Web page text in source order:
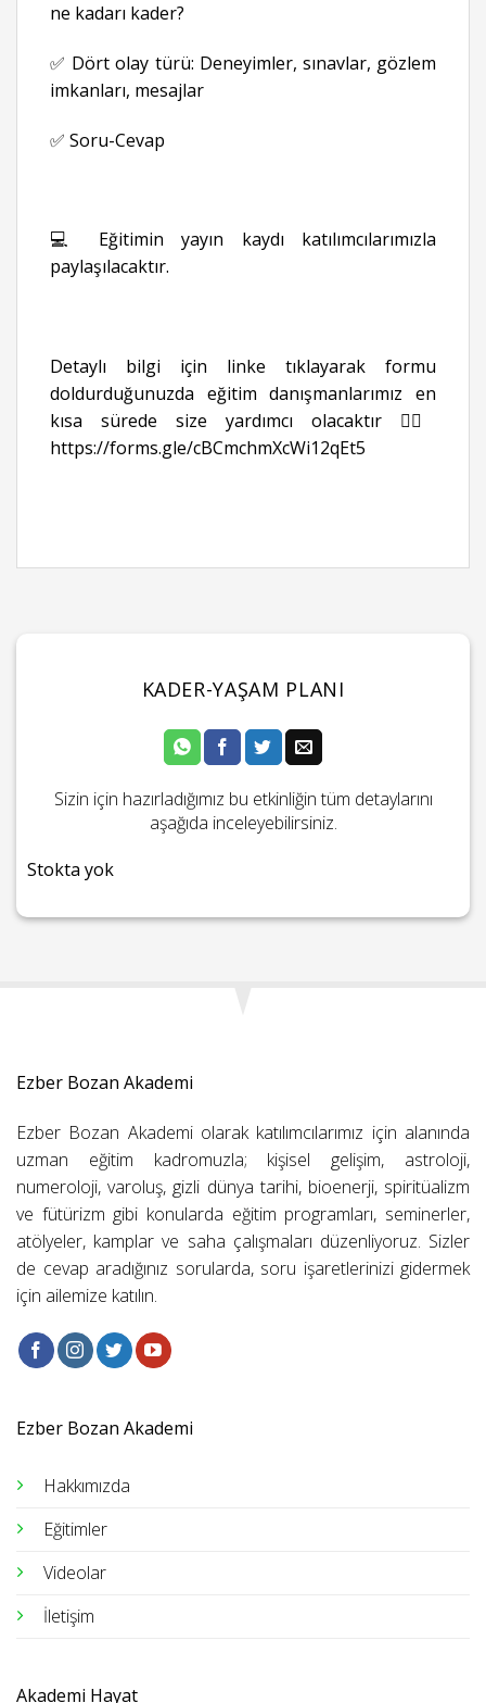
ne kadarı kader?
✅ Dört olay türü: Deneyimler, sınavlar, gözlem
imkanları, mesajlar
✅ Soru-Cevap
💻 Eğitimin yayın kaydı katılımcılarımızla
paylaşılacaktır.
Detaylı bilgi için linke tıklayarak formu
doldurduğunuzda eğitim danışmanlarımız en
kısa sürede size yardımcı olacaktır 👉🏻
https://forms.gle/cBCmchmXcWi12qEt5
KADER-YAŞAM PLANI
Sizin için hazırladığımız bu etkinliğin tüm detaylarını
aşağıda inceleyebilirsiniz.
Stokta yok
Ezber Bozan Akademi
Ezber Bozan Akademi olarak katılımcılarımız için alanında
uzman eğitim kadromuzla; kişisel gelişim, astroloji,
numeroloji, varoluş, gizli dünya tarihi, bioenerji, spiritüalizm
ve fütürizm gibi konularda eğitim programları, seminerler,
atölyeler, kamplar ve saha çalışmaları düzenliyoruz. Sizler
de cevap aradığınız sorularda, soru işaretlerinizi gidermek
için ailemize katılın.
Ezber Bozan Akademi
Hakkımızda
Eğitimler
Videolar
İletişim
Akademi Hayat